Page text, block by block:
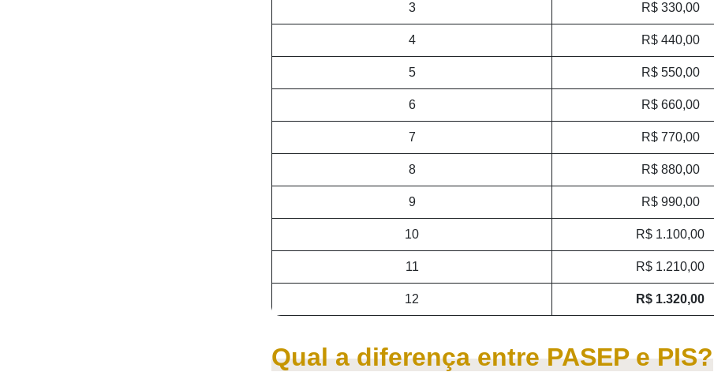
3 R$ 330,00
4 R$ 440,00
5 R$ 550,00
6 R$ 660,00
7 R$ 770,00
8 R$ 880,00
9 R$ 990,00
10 R$ 1.100,00
11 R$ 1.210,00
12 R$ 1.320,00
Qual a diferença entre PASEP e PIS?